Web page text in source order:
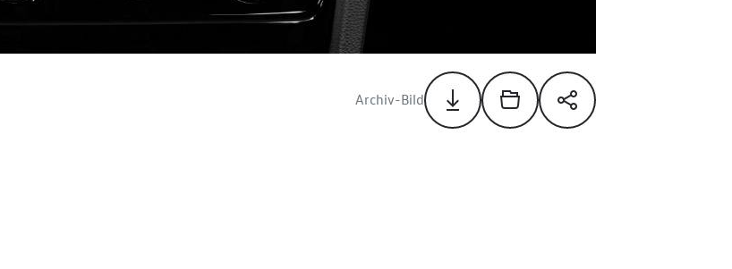
Archiv-Bild